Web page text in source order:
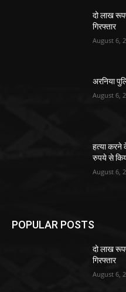
दो लाख
गिरफ्तार
August 6,
अरनिया
August 6,
हत्या करने
रुपये से
August 6,
POPULAR POSTS
दो लाख
गिरफ्तार
August 6,